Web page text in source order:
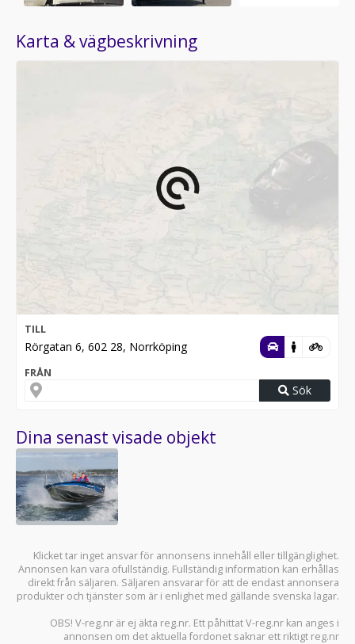
Karta & vägbeskrivning
TILL
Rörgatan 6, 602 28, Norrköping
FRÅN
Sök
Dina senast visade objekt
Klicket tar inget ansvar för annonsens innehåll eller tillgänglighet.
Annonsen kan vara ofullständig. Fullständig information kan erhållas
direkt från säljaren. Säljaren ansvarar för att de endast annonsera
produkter och tjänster som är i enlighet med gällande svenska lagar.
OBS! V-reg.nr är ej äkta reg.nr. Ett påhittat V-reg.nr kan anges i
annonsen om det aktuella fordonet saknar ett riktigt reg.nr